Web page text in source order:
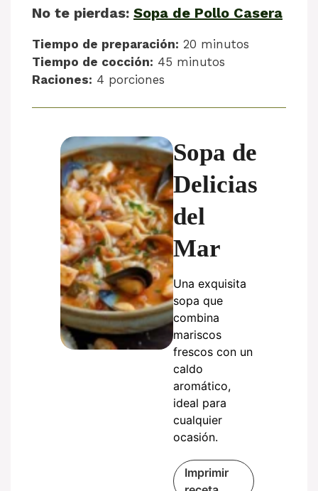
No te pierdas: Sopa de Pollo Casera
Tiempo de preparación: 20 minutos
Tiempo de cocción: 45 minutos
Raciones: 4 porciones
Sopa de
Delicias
del
Mar
Una exquisita
sopa que
combina
mariscos
frescos con un
caldo
aromático,
ideal para
cualquier
ocasión.
Imprimir